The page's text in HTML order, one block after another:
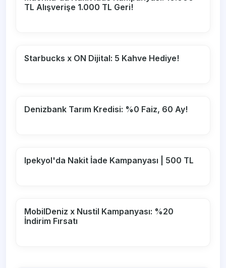
TL Alışverişe 1.000 TL Geri!
Starbucks x ON Dijital: 5 Kahve Hediye!
Denizbank Tarım Kredisi: %0 Faiz, 60 Ay!
Ipekyol'da Nakit İade Kampanyası | 500 TL
MobilDeniz x Nustil Kampanyası: %20
İndirim Fırsatı